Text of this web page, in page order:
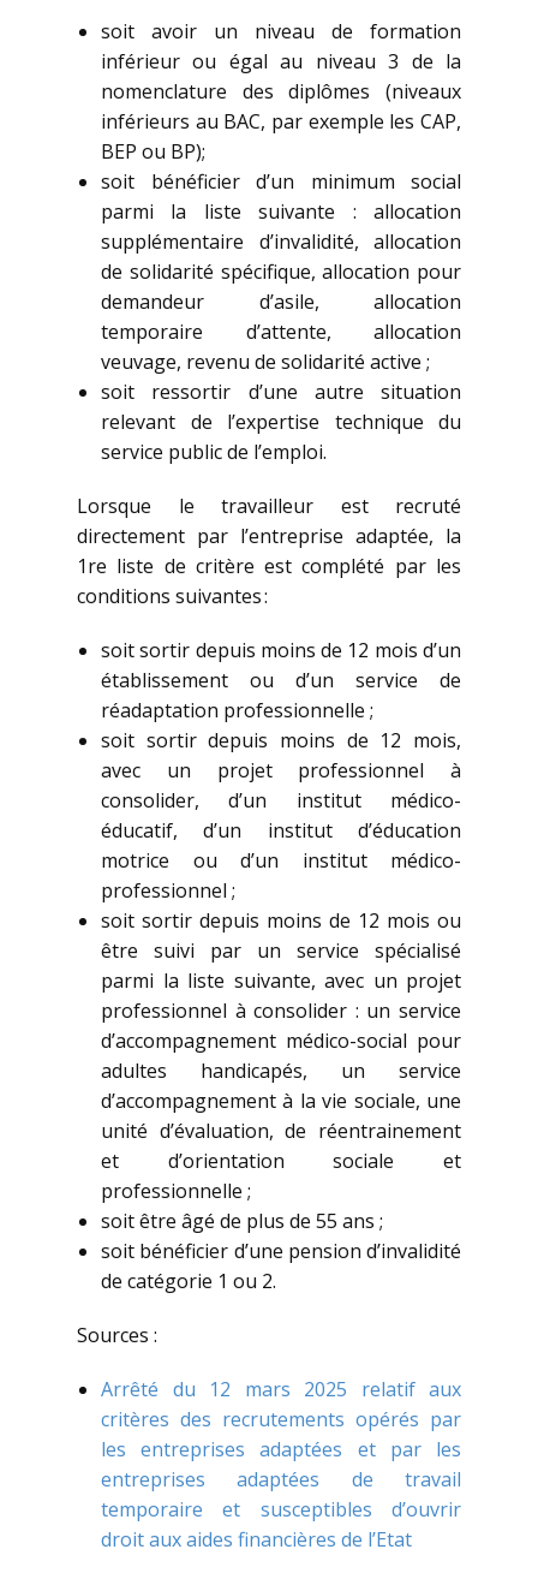
soit avoir un niveau de formation
inférieur ou égal au niveau 3 de la
nomenclature des diplômes (niveaux
inférieurs au BAC, par exemple les CAP,
BEP ou BP);
soit bénéficier d’un minimum social
parmi la liste suivante : allocation
supplémentaire d’invalidité, allocation
de solidarité spécifique, allocation pour
demandeur d’asile, allocation
temporaire d’attente, allocation
veuvage, revenu de solidarité active ;
soit ressortir d’une autre situation
relevant de l’expertise technique du
service public de l’emploi.
Lorsque le travailleur est recruté
directement par l’entreprise adaptée, la
1re liste de critère est complété par les
conditions suivantes :
soit sortir depuis moins de 12 mois d’un
établissement ou d’un service de
réadaptation professionnelle ;
soit sortir depuis moins de 12 mois,
avec un projet professionnel à
consolider, d’un institut médico-
éducatif, d’un institut d’éducation
motrice ou d’un institut médico-
professionnel ;
soit sortir depuis moins de 12 mois ou
être suivi par un service spécialisé
parmi la liste suivante, avec un projet
professionnel à consolider : un service
d’accompagnement médico-social pour
adultes handicapés, un service
d’accompagnement à la vie sociale, une
unité d’évaluation, de réentrainement
et d’orientation sociale et
professionnelle ;
soit être âgé de plus de 55 ans ;
soit bénéficier d’une pension d’invalidité
de catégorie 1 ou 2.
Sources :
Arrêté du 12 mars 2025 relatif aux
critères des recrutements opérés par
les entreprises adaptées et par les
entreprises adaptées de travail
temporaire et susceptibles d’ouvrir
droit aux aides financières de l’Etat